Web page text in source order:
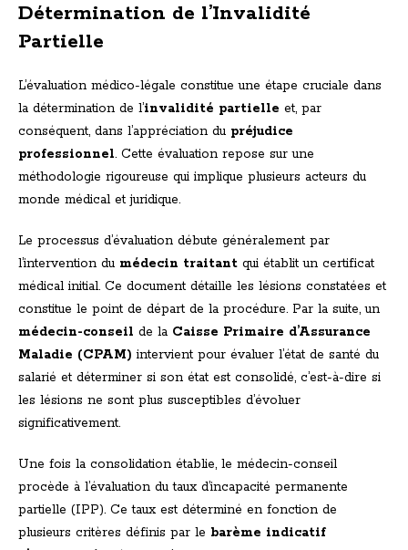
Détermination de l’Invalidité
Partielle
L’évaluation médico-légale constitue une étape cruciale dans
la détermination de l’invalidité partielle et, par
conséquent, dans l’appréciation du préjudice
professionnel. Cette évaluation repose sur une
méthodologie rigoureuse qui implique plusieurs acteurs du
monde médical et juridique.
Le processus d’évaluation débute généralement par
l’intervention du médecin traitant qui établit un certificat
médical initial. Ce document détaille les lésions constatées et
constitue le point de départ de la procédure. Par la suite, un
médecin-conseil de la Caisse Primaire d’Assurance
Maladie (CPAM) intervient pour évaluer l’état de santé du
salarié et déterminer si son état est consolidé, c’est-à-dire si
les lésions ne sont plus susceptibles d’évoluer
significativement.
Une fois la consolidation établie, le médecin-conseil
procède à l’évaluation du taux d’incapacité permanente
partielle (IPP). Ce taux est déterminé en fonction de
plusieurs critères définis par le barème indicatif